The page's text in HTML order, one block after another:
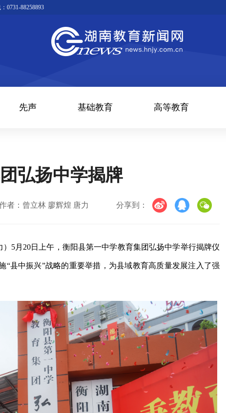
0731-88258893
先声 基础教育 高等教育
弘扬中学揭牌
者：曾立林 廖辉煌 唐力 分享到：
5月20日上午，衡阳县第一中学教育集团弘扬中学举行揭牌仪
县中振兴”战略的重要举措，为县域教育高质量发展注入了强